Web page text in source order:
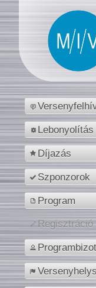
Lebonyolítás
Díjazás
Szponzorok
Program
Regisztráció